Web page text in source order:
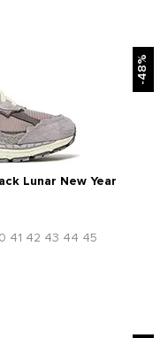
-48%
Lunar New Year
41 42 43 44 45